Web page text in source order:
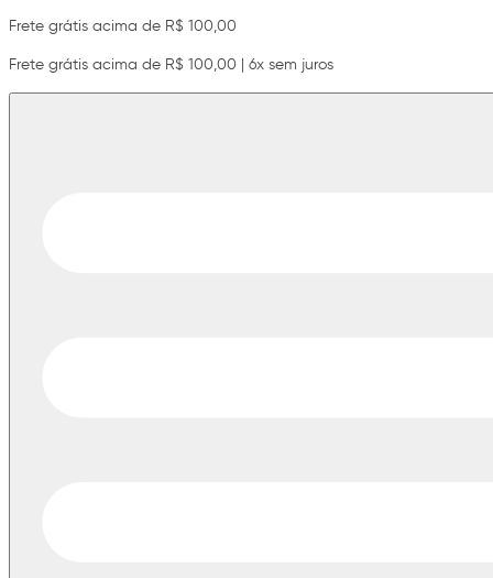
Frete grátis acima de R$ 100,00
Frete grátis acima de R$ 100,00 | 6x sem juros